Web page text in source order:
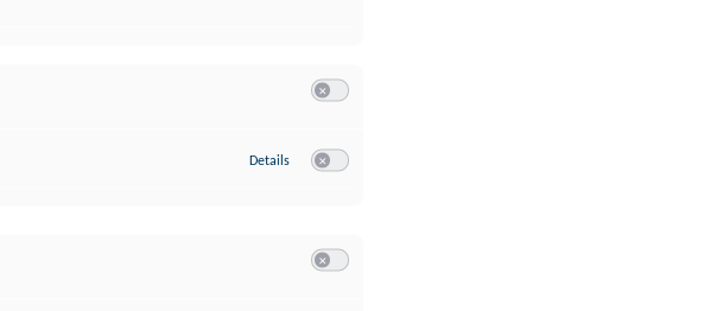
Details zu Google Analytics